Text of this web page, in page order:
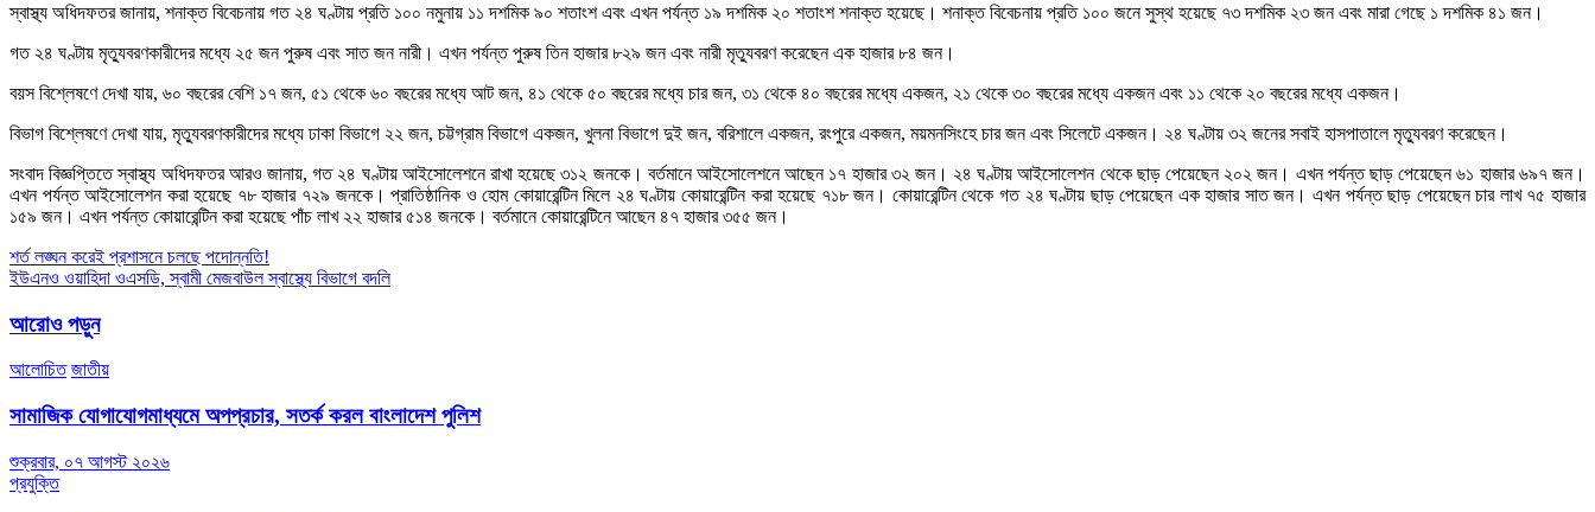
স্বাস্থ্য অধিদফতর জানায়, শনাক্ত বিবেচনায় গত ২৪ ঘণ্টায় প্রতি ১০০ নমুনায় ১১ দশমিক ৯০ শতাংশ এবং এখন পর্যন্ত ১৯ দশমিক ২০ শতাংশ শনাক্ত হয়েছে। শনাক্ত বিবেচনায় প্রতি ১০০ জনে সুস্থ হয়েছে ৭৩ দশমিক ২৩ জন এবং মারা গেছে ১ দশমিক ৪১ জন।
গত ২৪ ঘণ্টায় মৃত্যুবরণকারীদের মধ্যে ২৫ জন পুরুষ এবং সাত জন নারী। এখন পর্যন্ত পুরুষ তিন হাজার ৮২৯ জন এবং নারী মৃত্যুবরণ করেছেন এক হাজার ৮৪ জন।
বয়স বিশ্লেষণে দেখা যায়, ৬০ বছরের বেশি ১৭ জন, ৫১ থেকে ৬০ বছরের মধ্যে আট জন, ৪১ থেকে ৫০ বছরের মধ্যে চার জন, ৩১ থেকে ৪০ বছরের মধ্যে একজন, ২১ থেকে ৩০ বছরের মধ্যে একজন এবং ১১ থেকে ২০ বছরের মধ্যে একজন।
বিভাগ বিশ্লেষণে দেখা যায়, মৃত্যুবরণকারীদের মধ্যে ঢাকা বিভাগে ২২ জন, চট্টগ্রাম বিভাগে একজন, খুলনা বিভাগে দুই জন, বরিশালে একজন, রংপুরে একজন, ময়মনসিংহে চার জন এবং সিলেটে একজন। ২৪ ঘণ্টায় ৩২ জনের সবাই হাসপাতালে মৃত্যুবরণ করেছেন।
সংবাদ বিজ্ঞপ্তিতে স্বাস্থ্য অধিদফতর আরও জানায়, গত ২৪ ঘণ্টায় আইসোলেশনে রাখা হয়েছে ৩১২ জনকে। বর্তমানে আইসোলেশনে আছেন ১৭ হাজার ৩২ জন। ২৪ ঘণ্টায় আইসোলেশন থেকে ছাড় পেয়েছেন ২০২ জন। এখন পর্যন্ত ছাড় পেয়েছেন ৬১ হাজার ৬৯৭ জন।
এখন পর্যন্ত আইসোলেশন করা হয়েছে ৭৮ হাজার ৭২৯ জনকে। প্রাতিষ্ঠানিক ও হোম কোয়ারেন্টিন মিলে ২৪ ঘণ্টায় কোয়ারেন্টিন করা হয়েছে ৭১৮ জন। কোয়ারেন্টিন থেকে গত ২৪ ঘণ্টায় ছাড় পেয়েছেন এক হাজার সাত জন। এখন পর্যন্ত ছাড় পেয়েছেন চার লাখ ৭৫ হাজার
১৫৯ জন। এখন পর্যন্ত কোয়ারেন্টিন করা হয়েছে পাঁচ লাখ ২২ হাজার ৫১৪ জনকে। বর্তমানে কোয়ারেন্টিনে আছেন ৪৭ হাজার ৩৫৫ জন।
Post
navigation
শর্ত লঙ্ঘন করেই প্রশাসনে চলছে পদোন্নতি!
ইউএনও ওয়াহিদা ওএসডি, স্বামী মেজবাউল স্বাস্থ্যে বিভাগে বদলি
আরোও পড়ুন
আলোচিত জাতীয়
সামাজিক যোগাযোগমাধ্যমে অপপ্রচার, সতর্ক করল বাংলাদেশ পুলিশ
শুক্রবার, ০৭ আগস্ট ২০২৬
প্রযুক্তি